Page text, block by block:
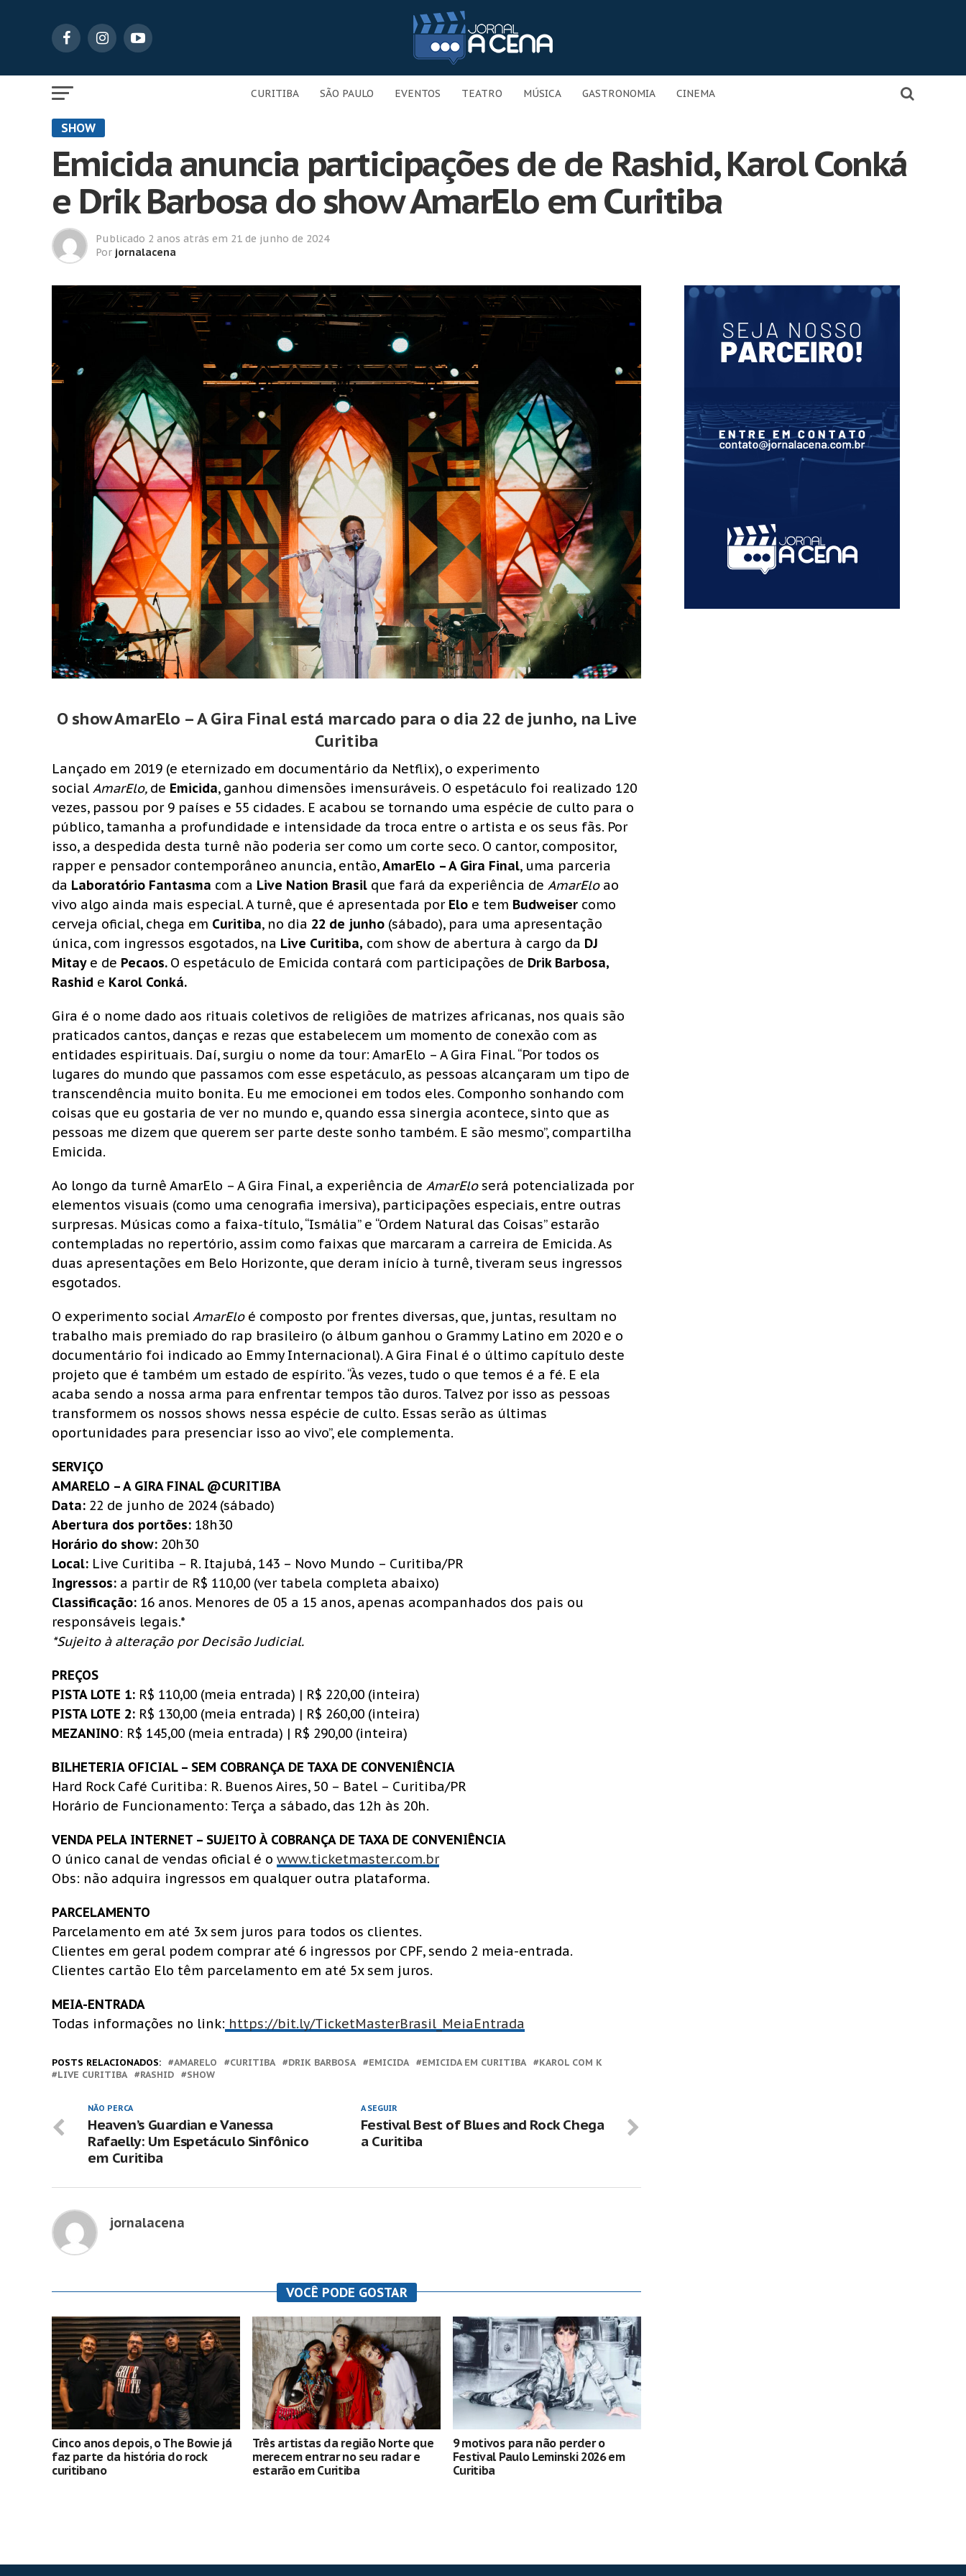
CURITIBA SÃO PAULO EVENTOS TEATRO MÚSICA GASTRONOMIA CINEMA
SHOW
Emicida anuncia participações de de Rashid, Karol Conká
e Drik Barbosa do show AmarElo em Curitiba
Publicado 2 anos atrás em 21 de junho de 2024
Por jornalacena
O show AmarElo – A Gira Final está marcado para o dia 22 de junho, na Live
Curitiba
Lançado em 2019 (e eternizado em documentário da Netflix), o experimento
social AmarElo, de Emicida, ganhou dimensões imensuráveis. O espetáculo foi realizado 120
vezes, passou por 9 países e 55 cidades. E acabou se tornando uma espécie de culto para o
público, tamanha a profundidade e intensidade da troca entre o artista e os seus fãs. Por
isso, a despedida desta turnê não poderia ser como um corte seco. O cantor, compositor,
rapper e pensador contemporâneo anuncia, então,AmarElo – A Gira Final, uma parceria
da Laboratório Fantasma com a Live Nation Brasil que fará da experiência de AmarEloao
vivo algo ainda mais especial. A turnê, que é apresentada por Elo e tem Budweiser como
cerveja oficial, chega em Curitiba, no dia 22 de junho (sábado), para uma apresentação
única, com ingressos esgotados, na Live Curitiba, com show de abertura à cargo da DJ
Mitay e de Pecaos. O espetáculo de Emicida contará com participações de Drik Barbosa,
Rashid e Karol Conká.
Gira é o nome dado aos rituais coletivos de religiões de matrizes africanas, nos quais são
praticados cantos, danças e rezas que estabelecem um momento de conexão com as
entidades espirituais. Daí, surgiu o nome da tour: AmarElo – A Gira Final. “Por todos os
lugares do mundo que passamos com esse espetáculo, as pessoas alcançaram um tipo de
transcendência muito bonita. Eu me emocionei em todos eles. Componho sonhando com
coisas que eu gostaria de ver no mundo e, quando essa sinergia acontece, sinto que as
pessoas me dizem que querem ser parte deste sonho também. E são mesmo”, compartilha
Emicida.
Ao longo da turnê AmarElo – A Gira Final, a experiência de AmarEloserá potencializada por
elementos visuais (como uma cenografia imersiva), participações especiais, entre outras
surpresas. Músicas como a faixa-título, “Ismália” e “Ordem Natural das Coisas” estarão
contempladas no repertório, assim como faixas que marcaram a carreira de Emicida. As
duas apresentações em Belo Horizonte, que deram início à turnê, tiveram seus ingressos
esgotados.
O experimento social AmarEloé composto por frentes diversas, que, juntas, resultam no
trabalho mais premiado do rap brasileiro (o álbum ganhou o Grammy Latino em 2020 e o
documentário foi indicado ao Emmy Internacional). A Gira Final é o último capítulo deste
projeto que é também um estado de espírito. “Às vezes, tudo o que temos é a fé. E ela
acaba sendo a nossa arma para enfrentar tempos tão duros. Talvez por isso as pessoas
transformem os nossos shows nessa espécie de culto. Essas serão as últimas
oportunidades para presenciar isso ao vivo”, ele complementa.
SERVIÇO
AMARELO – A GIRA FINAL @CURITIBA
Data: 22 de junho de 2024 (sábado)
Abertura dos portões: 18h30
Horário do show: 20h30
Local: Live Curitiba – R. Itajubá, 143 – Novo Mundo – Curitiba/PR
Ingressos: a partir de R$ 110,00 (ver tabela completa abaixo)
Classificação: 16 anos. Menores de 05 a 15 anos, apenas acompanhados dos pais ou
responsáveis legais.*
*Sujeito à alteração por Decisão Judicial.
PREÇOS
PISTA LOTE 1: R$ 110,00 (meia entrada) | R$ 220,00 (inteira)
PISTA LOTE 2: R$ 130,00 (meia entrada) | R$ 260,00 (inteira)
MEZANINO: R$ 145,00 (meia entrada) | R$ 290,00 (inteira)
BILHETERIA OFICIAL – SEM COBRANÇA DE TAXA DE CONVENIÊNCIA
Hard Rock Café Curitiba: R. Buenos Aires, 50 – Batel – Curitiba/PR
Horário de Funcionamento: Terça a sábado, das 12h às 20h.
VENDA PELA INTERNET – SUJEITO À COBRANÇA DE TAXA DE CONVENIÊNCIA
O único canal de vendas oficial é o www.ticketmaster.com.br
Obs: não adquira ingressos em qualquer outra plataforma.
PARCELAMENTO
Parcelamento em até 3x sem juros para todos os clientes.
Clientes em geral podem comprar até 6 ingressos por CPF, sendo 2 meia-entrada.
Clientes cartão Elo têm parcelamento em até 5x sem juros.
MEIA-ENTRADA
Todas informações no link: https://bit.ly/TicketMasterBrasil_MeiaEntrada
POSTS RELACIONADOS: AMARELO CURITIBA DRIK BARBOSA EMICIDA EMICIDA EM CURITIBA
KAROL COM K
LIVE CURITIBA
RASHID SHOW
A SEGUIR
Festival Best of Blues and Rock Chega
a Curitiba
NÃO PERCA
Heaven’s Guardian e Vanessa
Rafaelly: Um Espetáculo Sinfônico
em Curitiba
jornalacena
VOCÊ PODE GOSTAR
Cinco anos depois, o The Bowie já
faz parte da história do rock
curitibano
Três artistas da região Norte que
merecem entrar no seu radar e
estarão em Curitiba
9 motivos para não perder o
Festival Paulo Leminski 2026 em
Curitiba